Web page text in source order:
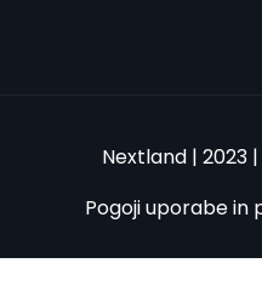
Nextland | 2023
Pogoji uporabe in